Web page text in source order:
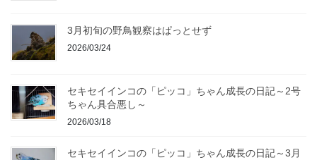
3月初旬の野鳥観察はぱっとせず
2026/03/24
セキセイインコの「ピッコ」ちゃん成長の日記～2号
ちゃん具合悪し～
2026/03/18
セキセイインコの「ピッコ」ちゃん成長の日記～3月